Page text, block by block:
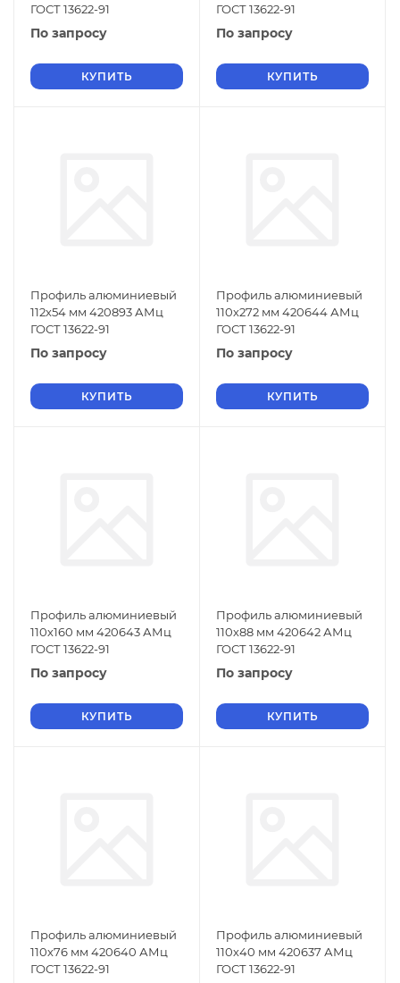
ГОСТ 13622-91
По запросу
КУПИТЬ
ГОСТ 13622-91
По запросу
КУПИТЬ
Профиль алюминиевый
112х54 мм 420893 АМц
ГОСТ 13622-91
По запросу
КУПИТЬ
Профиль алюминиевый
110х272 мм 420644 АМц
ГОСТ 13622-91
По запросу
КУПИТЬ
Профиль алюминиевый
110х160 мм 420643 АМц
ГОСТ 13622-91
По запросу
КУПИТЬ
Профиль алюминиевый
110х88 мм 420642 АМц
ГОСТ 13622-91
По запросу
КУПИТЬ
Профиль алюминиевый
110х76 мм 420640 АМц
ГОСТ 13622-91
Профиль алюминиевый
110х40 мм 420637 АМц
ГОСТ 13622-91